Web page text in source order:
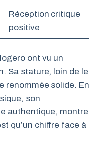
Réception critique
positive
ont vu un
Sa stature, loin de le
renommée solide. En
son
authentique, montre
qu’un chiffre face à